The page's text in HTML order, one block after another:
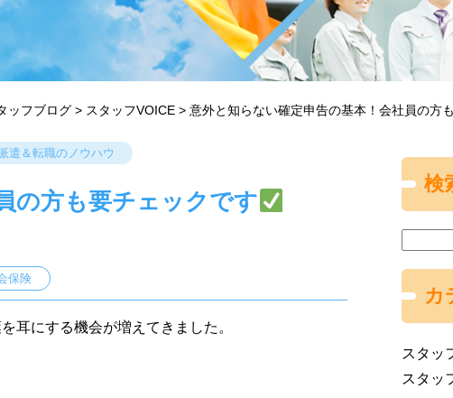
ッフブログ > スタッフVOICE > 意外と知らない確定申告の基本！会社員の方
遣＆転職のノウハウ
の方も要チェックです
保険
耳にする機会が増えてきました。
検
カ
スタッ
スタッ